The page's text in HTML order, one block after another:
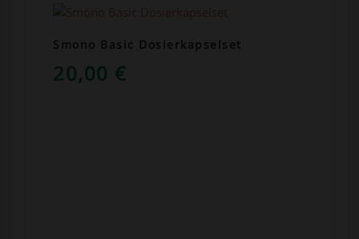
Smono Basic Dosierkapselset
20,00 €